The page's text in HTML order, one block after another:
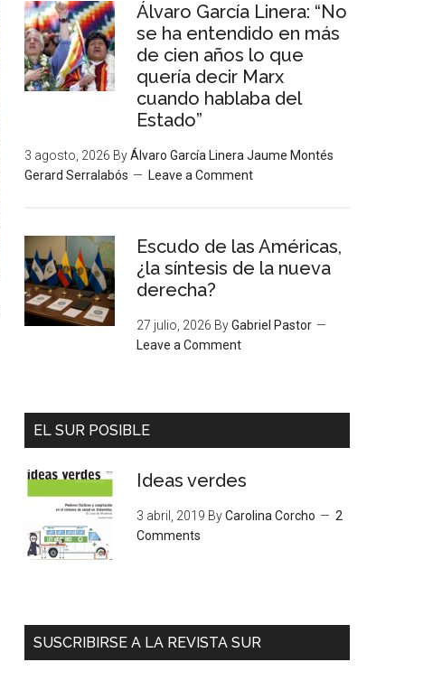
Álvaro García Linera: “No
se ha entendido en más
de cien años lo que
quería decir Marx
cuando hablaba del
Estado”
3 agosto, 2026 ByÁlvaro García Linera Jaume Montés
Gerard Serralabós
Leave a Comment
Escudo de las Américas,
¿la síntesis de la nueva
derecha?
27 julio, 2026 ByGabriel Pastor
Leave a Comment
EL SUR POSIBLE
Ideas verdes
3 abril, 2019 ByCarolina Corcho
2
Comments
SUSCRIBIRSE A LA REVISTA SUR